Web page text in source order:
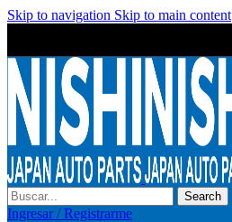
Skip to navigation Skip to main content
Search
Ingresar / Registrarme